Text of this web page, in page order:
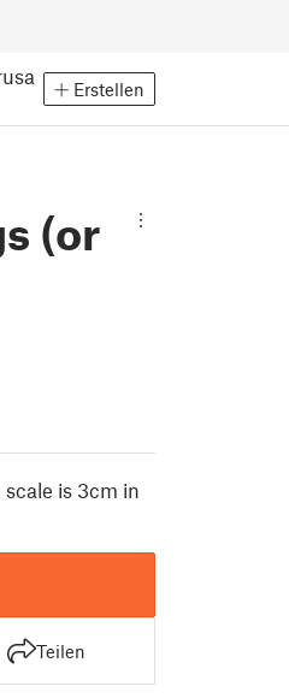
Erstellen
(or
is 3cm in
Teilen